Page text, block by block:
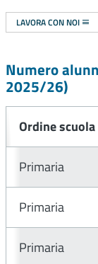
LAVORA CON NOI
Numero
2025/26)
Ordine scuola
Primaria
Primaria
Primaria